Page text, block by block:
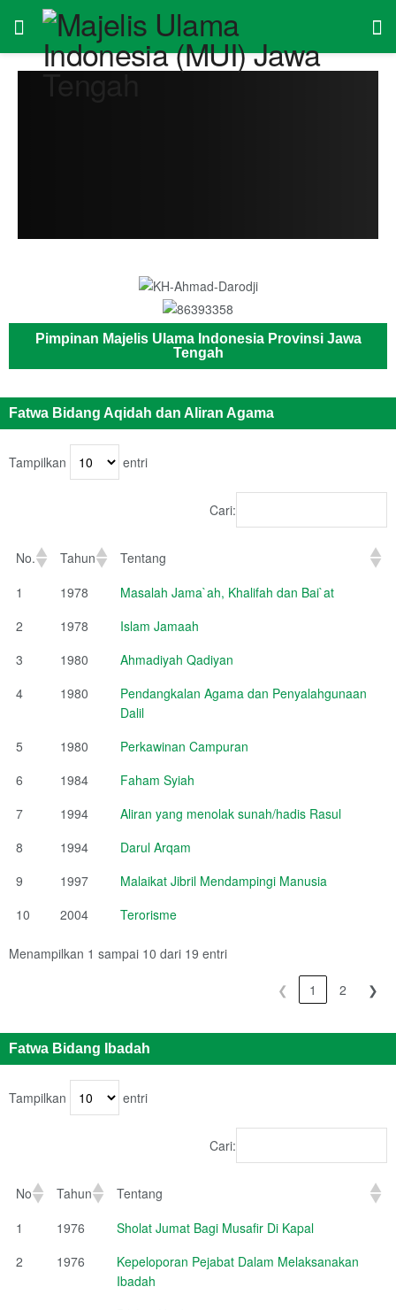
Pimpinan Majelis Ulama Indonesia Provinsi Jawa
Tengah
Fatwa Bidang Aqidah dan Aliran Agama
Tampilkan entri
Cari:
No. Tahun
Tentang
1
1978
Masalah Jama`ah, Khalifah dan Bai`at
2
1978
Islam Jamaah
3
1980
Ahmadiyah Qadiyan
4
1980
Pendangkalan Agama dan Penyalahgunaan
Dalil
5
1980
Perkawinan Campuran
6
1984
Faham Syiah
7
1994
Aliran yang menolak sunah/hadis Rasul
8
1994
Darul Arqam
9
1997
Malaikat Jibril Mendampingi Manusia
10
2004 Terorisme
Menampilkan 1 sampai 10 dari 19 entri
❮ 1 2 ❯
Fatwa Bidang Ibadah
Tampilkan entri
Cari:
No Tahun
Tentang
No
Tahun Tentang
1 1976
Sholat Jumat Bagi Musafir Di Kapal
2
1976
Kepeloporan Pejabat Dalam Melaksanakan
Ibadah